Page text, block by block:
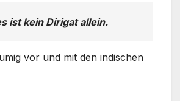
ist kein Dirigat allein.
vor und mit den indischen